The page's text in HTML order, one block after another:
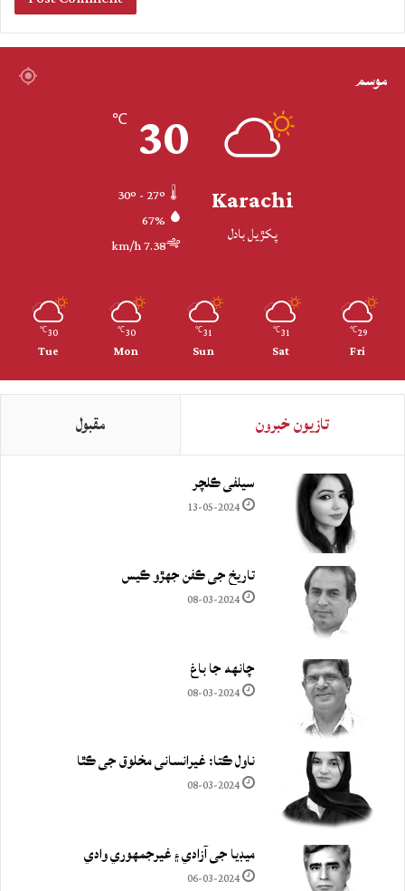
موسم
Karachi
پکڙيل بادل
30
℃
67%
7.38 km/h
29
℃
Fri
31
℃
Sat
31
℃
Sun
30
℃
Mon
30
℃
Tue
تازيون خبرون مقبول
سيلفي ڪلچر
13-05-2024
تاريخ جي ڪفن جھڙو ڪيس
08-03-2024
چانهه جا باغ
08-03-2024
ناول ڪتا: غيرانساني مخلوق جي ڪٿا
08-03-2024
ميڊيا جي آزادي ۽ غيرجمھوري وادي
06-03-2024